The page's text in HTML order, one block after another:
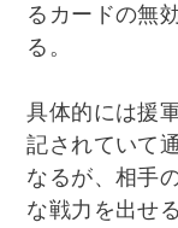
るカードの無
る。
具体的には援
記されていて
なるが、相手
な戦力を出せ